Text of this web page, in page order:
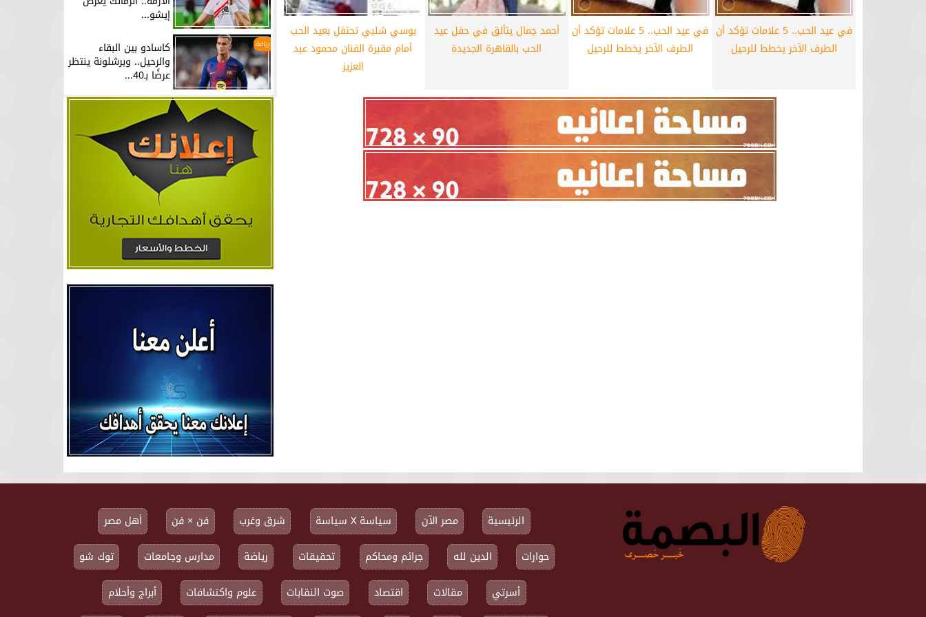
في عيد الحب.. 5 علامات تؤكد أن
الطرف الآخر يخطط للرحيل
في عيد الحب.. 5 علامات تؤكد أن
الطرف الآخر يخطط للرحيل
أحمد جمال يتألق في حفل عيد
الحب بالقاهرة الجديدة
بوسي شلبي تحتفل بعيد الحب
أمام مقبرة الفنان محمود عبد
العزيز
إيشو...
رياضة كاسادو بين البقاء
والرحيل.. وبرشلونة ينتظر
عرضًا بـ40...
الرئيسية مصر الآن سياسة X سياسة شرق وغرب فن × فن
أهل مصر
حوارات
الدين لله جرائم ومحاكم تحقيقات رياضة مدارس وجامعات
توك شو
أسرتي
مقالات اقتصاد صوت النقابات علوم واكتشافات أبراج وأحلام